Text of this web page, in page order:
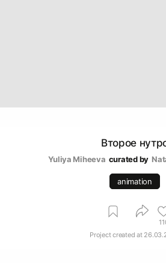
Второе
Yuliya Miheeva curated by
animation
Project created at